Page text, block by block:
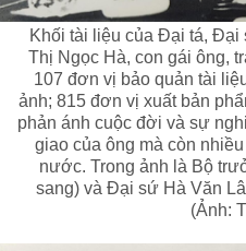
Khối tài liệu của Đại tá,
Thị Ngọc Hà, con gái ông,
107 đơn vị bảo quản tài
ảnh; 815 đơn vị xuất bản
phản ánh cuộc đời và sự
giao của ông mà còn
nước. Trong ảnh là Bộ
sang) và Đại sứ Hà Văn
(Ảnh: